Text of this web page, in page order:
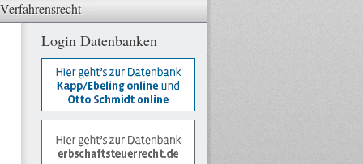
Verfahrensrecht
Login Datenbanken